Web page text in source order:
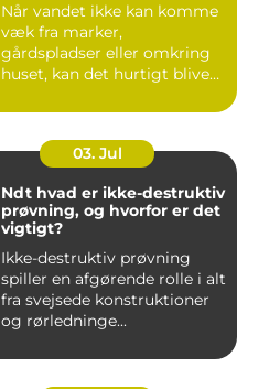
Når vandet ikke kan komme
væk fra marker,
gårdspladser eller omkring
huset, kan det hurtigt blive
03. Jul
Ndt hvad er ikke-destruktiv
prøvning, og hvorfor er det
vigtigt?
Ikke-destruktiv prøvning
spiller en afgørende rolle i alt
fra svejsede konstruktioner
og rørledninge...